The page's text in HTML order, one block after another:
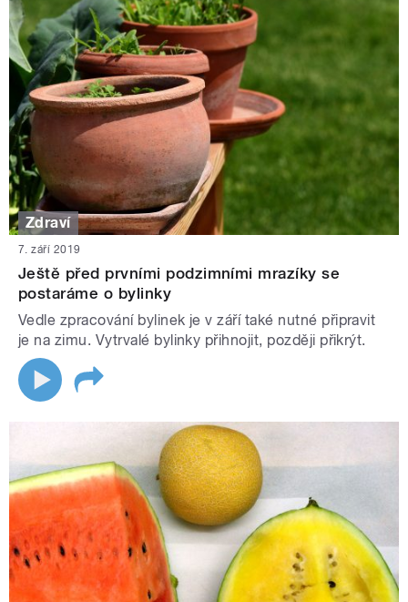
Zdraví
7. září 2019
Ještě před prvními podzimními mrazíky se
postaráme o bylinky
Vedle zpracování bylinek je v září také nutné připravit
je na zimu. Vytrvalé bylinky přihnojit, později přikrýt.